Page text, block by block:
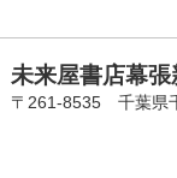
未来屋書店幕張
〒261-8535 千葉県